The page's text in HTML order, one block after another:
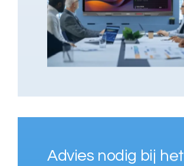
Advies nodig bij het